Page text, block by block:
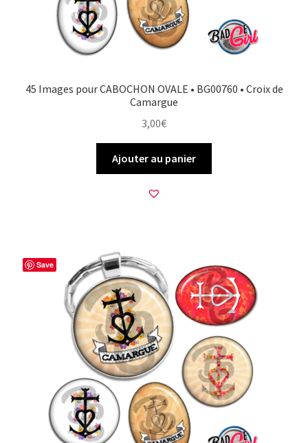
45 Images pour CABOCHON OVALE • BG00760 • Croix de
Camargue
3,00€
Ajouter au panier
Save